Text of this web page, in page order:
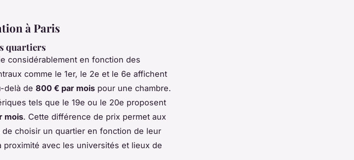
à Paris
quartiers
considérablement en fonction des
comme le 1er, le 2e et le 6e affichent
delà de 800 € par mois pour une chambre.
tels que le 19e ou le 20e proposent
mois. Cette différence de prix permet aux
choisir un quartier en fonction de leur
avec les universités et lieux de